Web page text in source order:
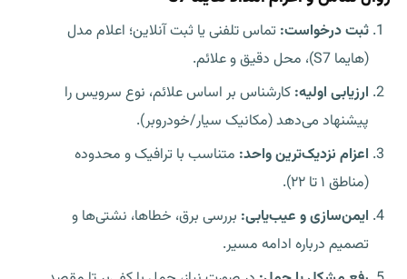
ثبت درخواست: تماس تلفنی یا ثبت آنلاین؛ اعلام مدل
(هایما S7)، محل دقیق و علائم.
ارزیابی اولیه: کارشناس بر اساس علائم، نوع سرویس را
پیشنهاد می‌دهد (مکانیک سیار/خودروبر).
اعزام نزدیک‌ترین واحد: متناسب با ترافیک و محدوده
(مناطق ۱ تا ۲۲).
ایمن‌سازی و عیب‌یابی: بررسی برق، خطاها، نشتی‌ها و
تصمیم درباره ادامه مسیر.